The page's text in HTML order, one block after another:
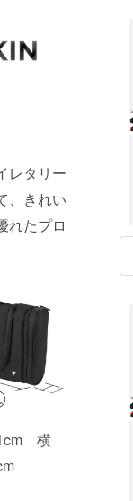
レタリー
、きれい
れたプロ
横